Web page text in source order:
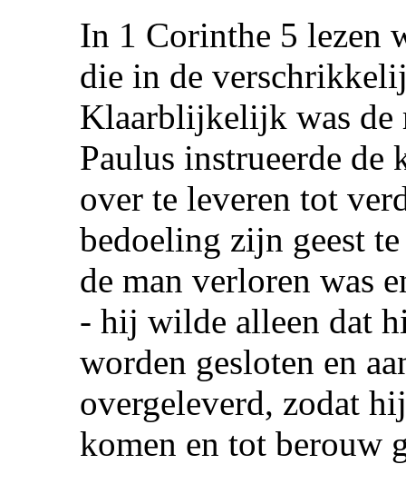
In 1 Corinthe 5 lezen
die in de
Klaarblijkelijk was de
Paulus instrueerde de
over te leveren tot
bedoeling zijn geest
de man verloren was
- hij wilde alleen dat
worden gesloten en
overgeleverd, zodat
komen en tot berouw